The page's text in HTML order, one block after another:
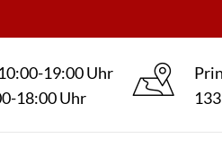
19:00 Uhr
18:00 Uhr